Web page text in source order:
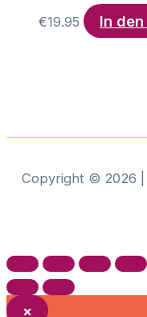
€19.95 In
Copyright © 2026 |
×